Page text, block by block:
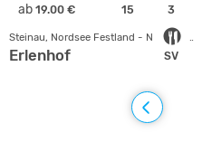
ab 19.00 € 15 3
SV
Erlenhof